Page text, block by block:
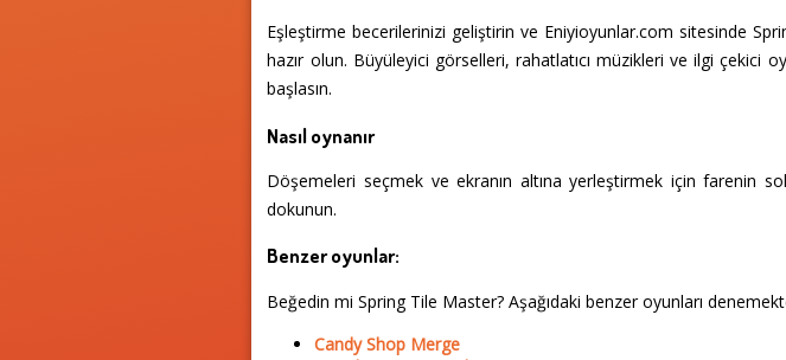
Eşleştirme becerilerinizi geliştirin ve Eniyioyunlar.com sitesinde
hazır olun. Büyüleyici görselleri, rahatlatıcı müzikleri ve ilgi çekici
başlasın.
Nasıl oynanır
Döşemeleri seçmek ve ekranın altına yerleştirmek için farenin
dokunun.
Benzer oyunlar:
Beğedin mi Spring Tile Master? Aşağıdaki benzer oyunları
Candy Shop Merge